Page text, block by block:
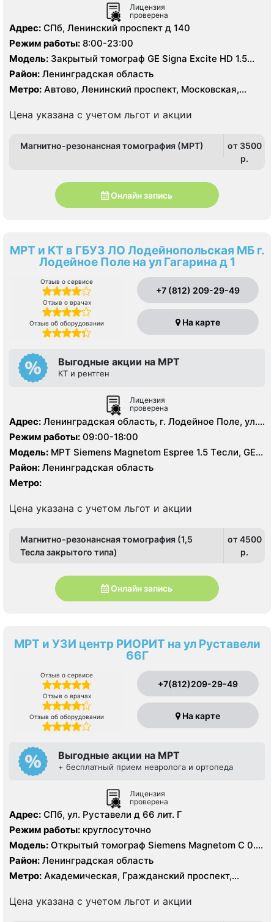
Лицензия
проверена
Адрес: СПб, Ленинский проспект д 140
Режим работы: 8:00-23:00
Модель: Закрытый томограф GE Signa Excite HD 1.5
Тесла
Район: Ленинградская область
Метро: Автово, Ленинский проспект, Московская,
Цена указана с учетом льгот и акции
Магнитно-резонансная томография (МРТ)
от 3500
p.
Онлайн запись
МРТ и КТ в ГБУЗ ЛО Лодейнопольская МБ г.
Лодейное Поле на ул Гагарина д 1
Отзыв о сервисе
Отзыв о врачах
Отзыв об оборудовании
+7 (812) 209-29-49
На карте
Выгодные акции на МРТ
КТ и рентген
Лицензия
проверена
Адрес: Ленинградская область, г. Лодейное Поле, ул.
Гагарина, д. 1
Режим работы: 09:00-18:00
Модель: МРТ Siemens Magnetom Espree 1.5 Tесли, GE
BrightSpeed 16 срезов, УЗИ аппарат, Рентген
Район: Ленинградская область
Метро:
Цена указана с учетом льгот и акции
Магнитно-резонансная томография (1,5
Тесла закрытого типа)
от 4500
p.
Онлайн запись
МРТ и УЗИ центр РИОРИТ на ул Руставели
66Г
Отзыв о сервисе
Отзыв о врачах
Отзыв об оборудовании
+7(812)209-29-49
На карте
Выгодные акции на МРТ
+ бесплатный прием невролога и ортопеда
Лицензия
проверена
Адрес: СПб, ул. Руставели д 66 лит. Г
Режим работы: круглосуточно
Модель: Открытый томограф Siemens Magnetom C 0.4
Тесла, УЗИ
Район: Ленинградская область
Метро: Академическая, Гражданский проспект,
Политехническая, Проспект Просвещения
Цена указана с учетом льгот и акции